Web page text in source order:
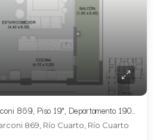
Bucare Altus, Av. Marconi 869, Piso 19°, Departamento 1904, Tipologia 6
869, Río Cuarto, Río Cuarto